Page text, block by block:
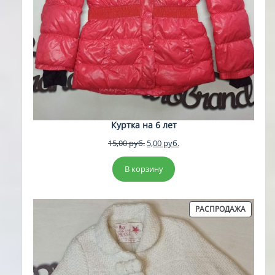
Куртка на 6 лет
15,00руб. Первоначальная
цена
составляла
15,00 руб..
5,00 руб.Текущая
В корзину
РАСПРОДАЖА
ТОВАР